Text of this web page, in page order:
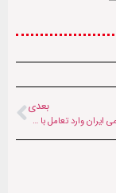
بعدی
چرا جمهوری اسلامی ایران وارد تعامل با طالبان شده است؟